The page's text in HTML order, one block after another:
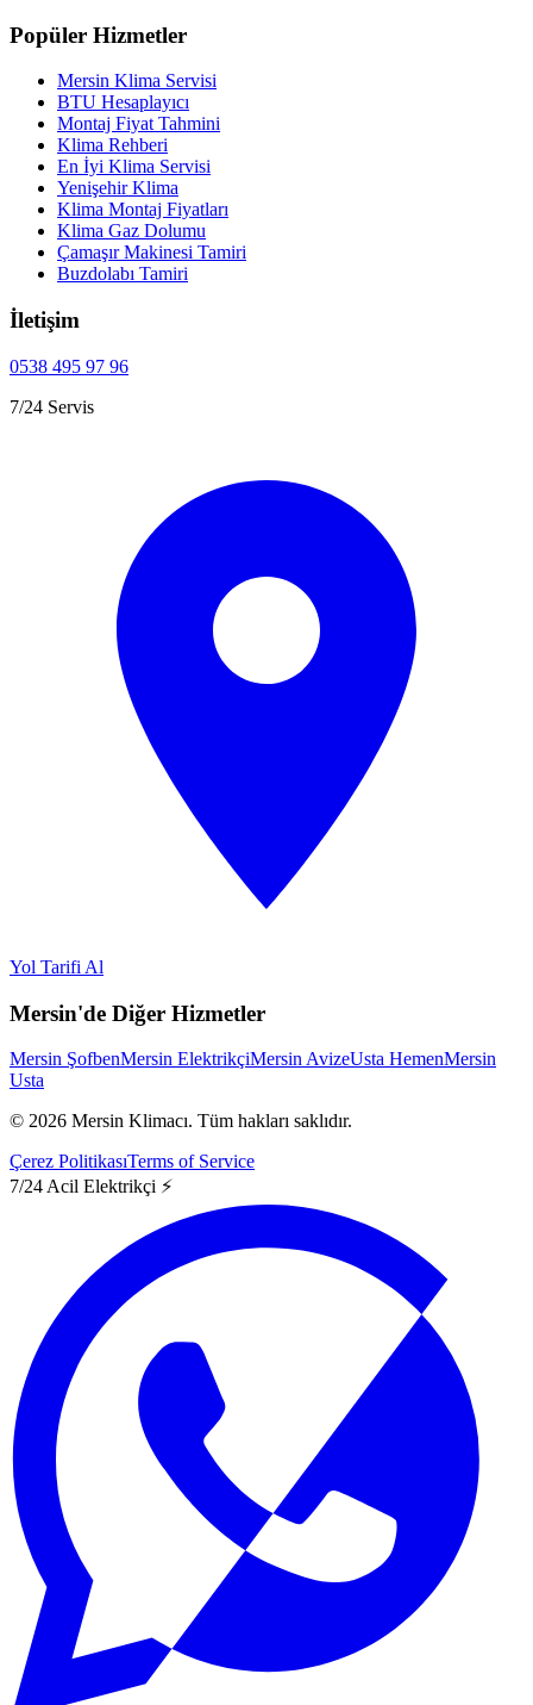
Popüler Hizmetler
Mersin Klima Servisi
BTU Hesaplayıcı
Montaj Fiyat Tahmini
Klima Rehberi
En İyi Klima Servisi
Yenişehir Klima
Klima Montaj Fiyatları
Klima Gaz Dolumu
Çamaşır Makinesi Tamiri
Buzdolabı Tamiri
İletişim
0538 495 97 96
7/24 Servis
Yol Tarifi Al
Mersin'de Diğer Hizmetler
Mersin ŞofbenMersin ElektrikçiMersin AvizeUsta HemenMersin
Usta
© 2026 Mersin Klimacı. Tüm hakları saklıdır.
Çerez PolitikasıTerms of Service
7/24 Acil Elektrikçi ⚡